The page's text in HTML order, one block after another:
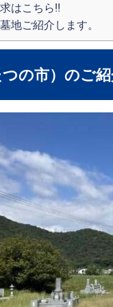
はこちら‼
地ご紹介します。
の市）のご